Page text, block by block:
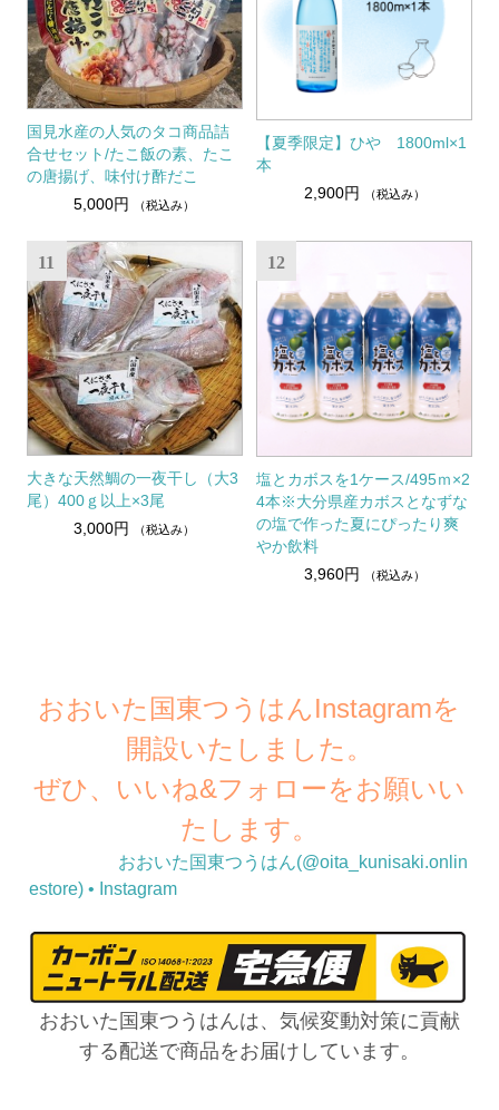
国見水産の人気のタコ商品詰
合せセット/たこ飯の素、たこ
の唐揚げ、味付け酢だこ
5,000円
（税込み）
【夏季限定】ひや 1800ml×1
本
2,900円
（税込み）
11
大きな天然鯛の一夜干し（大3
尾）400ｇ以上×3尾
3,000円
（税込み）
12
塩とカボスを1ケース/495ｍ×2
4本※大分県産カボスとなずな
の塩で作った夏にぴったり爽
やか飲料
3,960円
（税込み）
おおいた国東つうはんInstagramを
開設いたしました。
ぜひ、いいね&フォローをお願いい
たします。
おおいた国東つうはん(@oita_kunisaki.onlin
estore) • Instagram
おおいた国東つうはんは、気候変動対策に貢献
する配送で商品をお届けしています。